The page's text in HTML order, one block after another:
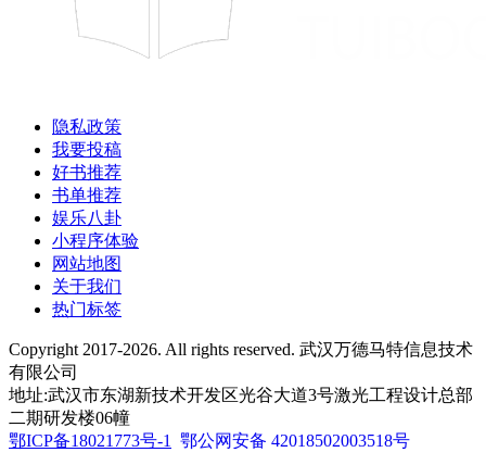
隐私政策
我要投稿
好书推荐
书单推荐
娱乐八卦
小程序体验
网站地图
关于我们
热门标签
Copyright 2017-2026. All rights reserved. 武汉万德马特信息技术
有限公司
地址:武汉市东湖新技术开发区光谷大道3号激光工程设计总部
二期研发楼06幢
鄂ICP备18021773号-1 鄂公网安备 42018502003518号